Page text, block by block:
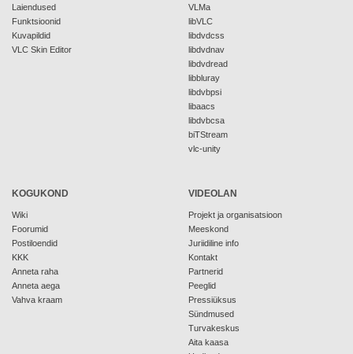
Laiendused
Funktsioonid
Kuvapildid
VLC Skin Editor
VLMa
libVLC
libdvdcss
libdvdnav
libdvdread
libbluray
libdvbpsi
libaacs
libdvbcsa
biTStream
vlc-unity
KOGUKOND
Wiki
Foorumid
Postiloendid
KKK
Anneta raha
Anneta aega
Vahva kraam
VIDEOLAN
Projekt ja organisatsioon
Meeskond
Juriidiline info
Kontakt
Partnerid
Peeglid
Pressiüksus
Sündmused
Turvakeskus
Aita kaasa